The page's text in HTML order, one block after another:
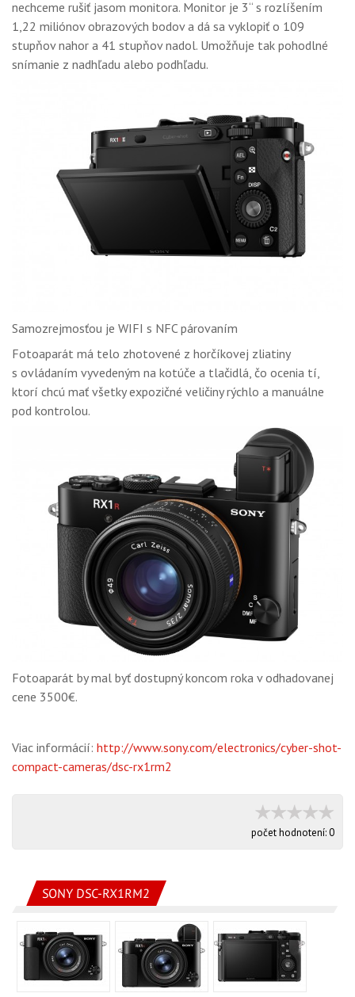
nechceme rušiť jasom monitora. Monitor je 3“ s rozlíšením
1,22 miliónov obrazových bodov a dá sa vyklopiť o 109
stupňov nahor a 41 stupňov nadol. Umožňuje tak pohodlné
snímanie z nadhľadu alebo podhľadu.
Samozrejmosťou je WIFI s NFC párovaním
Fotoaparát má telo zhotovené z horčíkovej zliatiny
s ovládaním vyvedeným na kotúče a tlačidlá, čo ocenia tí,
ktorí chcú mať všetky expozičné veličiny rýchlo a manuálne
pod kontrolou.
Fotoaparát by mal byť dostupný koncom roka v odhadovanej
cene 3500€.
Viac informácií: http://www.sony.com/electronics/cyber-shot-
compact-cameras/dsc-rx1rm2
počet hodnotení:0
SONY DSC-RX1RM2